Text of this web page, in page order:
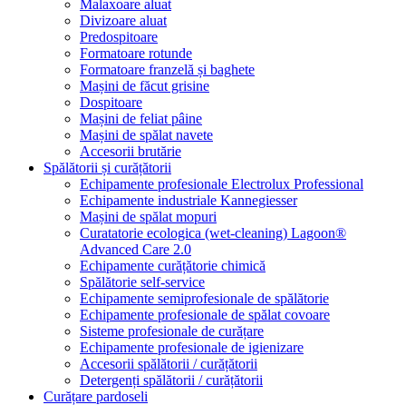
Malaxoare aluat
Divizoare aluat
Predospitoare
Formatoare rotunde
Formatoare franzelă și baghete
Mașini de făcut grisine
Dospitoare
Mașini de feliat pâine
Mașini de spălat navete
Accesorii brutărie
Spălătorii și curățătorii
Echipamente profesionale Electrolux Professional
Echipamente industriale Kannegiesser
Mașini de spălat mopuri
Curatatorie ecologica (wet-cleaning) Lagoon®
Advanced Care 2.0
Echipamente curățătorie chimică
Spălătorie self-service
Echipamente semiprofesionale de spălătorie
Echipamente profesionale de spălat covoare
Sisteme profesionale de curățare
Echipamente profesionale de igienizare
Accesorii spălătorii / curățătorii
Detergenți spălătorii / curățătorii
Curățare pardoseli